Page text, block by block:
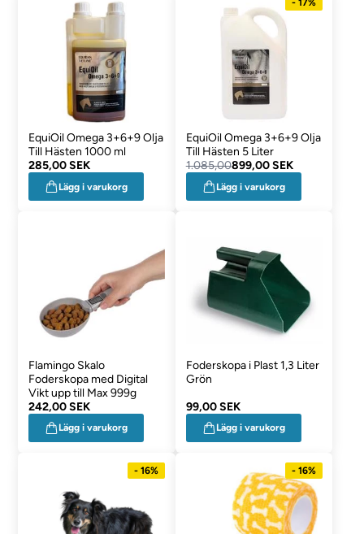
EquiOil Omega 3+6+9 Olja
Till Hästen 1000 ml
285,00 SEK
Lägg i varukorg
- 17%
EquiOil Omega 3+6+9 Olja
Till Hästen 5 Liter
1.085,00899,00 SEK
Lägg i varukorg
Flamingo Skalo
Foderskopa med Digital
Vikt upp till Max 999g
242,00 SEK
Lägg i varukorg
Foderskopa i Plast 1,3 Liter
Grön
99,00 SEK
Lägg i varukorg
- 16% - 16%